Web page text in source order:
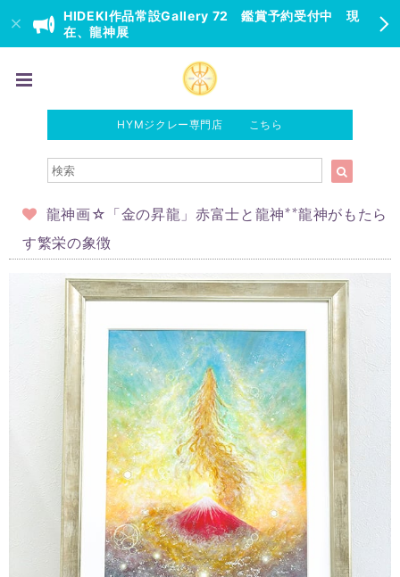
HIDEKI作品常設Gallery 72 鑑賞予約受付中 現
在、龍神展
HYMジクレー専門店 こちら
龍神画☆「金の昇龍」赤富士と龍神**龍神がもたら
す繁栄の象徴